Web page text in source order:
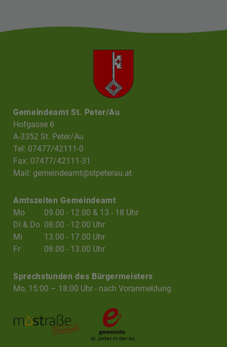
Gemeindeamt St. Peter/Au
Hofgasse 6
A-3352 St. Peter/Au
Tel: 07477/42111-0
Fax: 07477/42111-31
Mail:gemeindeamt@stpeterau.at
Amtszeiten Gemeindeamt
Mo
09.00 - 12.00 & 13 - 18 Uhr
Di & Do 08.00 - 12.00 Uhr
Mi
13.00 - 17.00 Uhr
Fr
08.00 - 13.00 Uhr
Sprechstunden des Bürgermeisters
Mo, 15:00 – 18:00 Uhr - nach Voranmeldung